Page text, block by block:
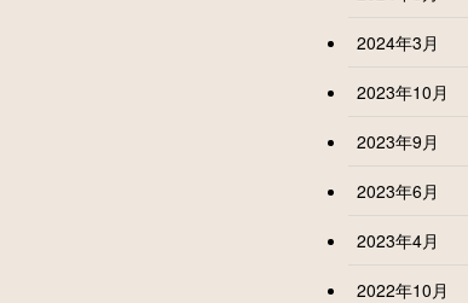
2024年3月
2023年10月
2023年9月
2023年6月
2023年4月
2022年10月